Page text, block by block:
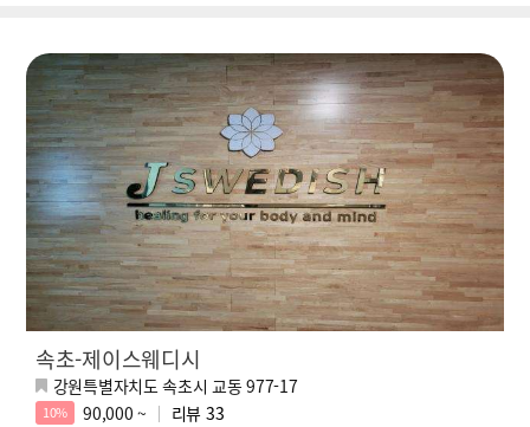
속초-제이스웨디시
강원특별자치도 속초시 교동 977-17
10% 90,000 ~ 리뷰 33